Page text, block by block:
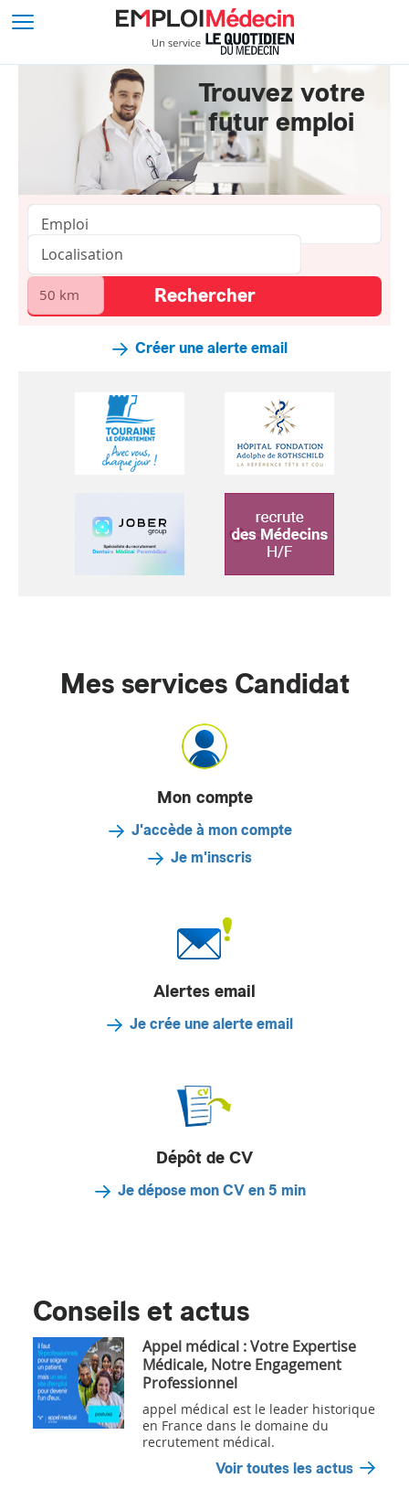
Trouvez votre
futur emploi
Créer une alerte email
Mes services Candidat
Mon compte
J'accède à mon compte
Je m'inscris
Alertes email
Je crée une alerte email
Dépôt de CV
Je dépose mon CV en 5 min
Conseils et actus
Appel médical : Votre Expertise
Médicale, Notre Engagement
Professionnel
appel médical est le leader historique
en France dans le domaine du
recrutement médical.
Voir toutes les actus